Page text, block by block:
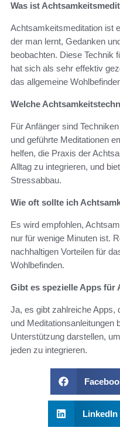
Was ist
Achtsamkeitsmeditation ist
der man lernt, Gedanken
beobachten. Diese Technik
hat sich als sehr effektiv
das allgemeine
Welche
Für Anfänger sind
und geführte Meditationen
helfen, die Praxis der
Alltag zu integrieren, und
Stressabbau.
Wie oft sollte ich
Es wird empfohlen,
nur für wenige Minuten ist.
nachhaltigen Vorteilen für
Wohlbefinden.
Gibt es spezielle Apps für
Ja, es gibt zahlreiche Apps,
und Meditationsanleitungen
Unterstützung darstellen,
jeden zu integrieren.
LinkedIn